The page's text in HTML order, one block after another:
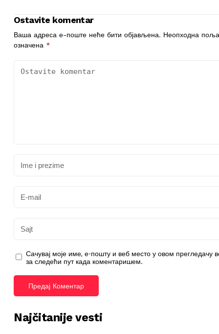
Ostavite komentar
Ваша адреса е-поште неће бити објављена. Неопходна
означена *
Сачувај моје име, е-пошту и веб место у овом прегледачу
за следећи пут када коментаришем.
Najčitanije vesti